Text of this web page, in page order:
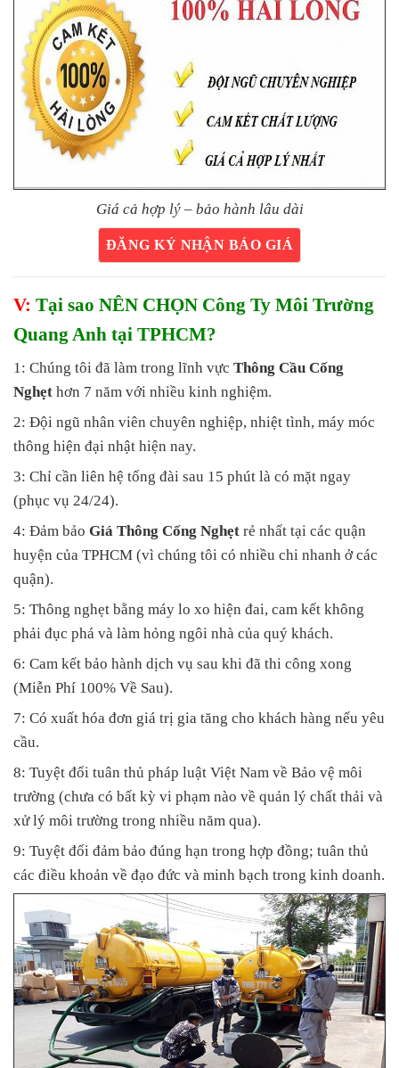
Giá cả hợp lý – bảo hành lâu dài
ĐĂNG KÝ NHẬN BÁO GIÁ
V: Tại sao NÊN CHỌN Công Ty Môi Trường
Quang Anh tại TPHCM?
1: Chúng tôi đã làm trong lĩnh vực Thông Cầu Cống
Nghẹt hơn 7 năm với nhiều kinh nghiệm.
2: Đội ngũ nhân viên chuyên nghiệp, nhiệt tình, máy móc
thông hiện đại nhật hiện nay.
3: Chỉ cần liên hệ tổng đài sau 15 phút là có mặt ngay
(phục vụ 24/24).
4: Đảm bảo Giá Thông Cống Nghẹt rẻ nhất tại các quận
huyện của TPHCM (vì chúng tôi có nhiều chi nhanh ở các
quận).
5: Thông nghẹt bằng máy lo xo hiện đai, cam kết không
phải đục phá và làm hỏng ngôi nhà của quý khách.
6: Cam kết bảo hành dịch vụ sau khi đã thi công xong
(Miễn Phí 100% Về Sau).
7: Có xuất hóa đơn giá trị gia tăng cho khách hàng nếu yêu
cầu.
8: Tuyệt đối tuân thủ pháp luật Việt Nam về Bảo vệ môi
trường (chưa có bất kỳ vi phạm nào về quản lý chất thải và
xử lý môi trường trong nhiều năm qua).
9: Tuyệt đối đảm bảo đúng hạn trong hợp đồng; tuân thủ
các điều khoản về đạo đức và minh bạch trong kinh doanh.